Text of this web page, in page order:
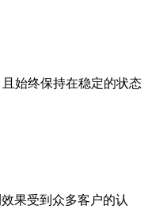
始终保持在稳定的状态
果受到众多客户的认